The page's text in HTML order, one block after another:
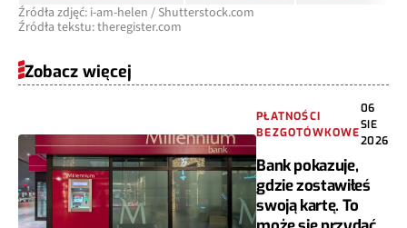
Źródła zdjęć: i-am-helen / Shutterstock.com
Źródła tekstu: theregister.com
Zobacz więcej
PŁATNOŚCI
BEZGOTÓWKOWE
06
SIE
2026
Bank pokazuje,
gdzie zostawiłeś
swoją kartę. To